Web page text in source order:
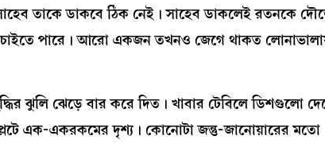
তাকে ডাকবে ঠিক নেই। সাহেব ডাকলেই রতনকে
চাইতে পারে। আরো একজন তখনও জেগে থাকত
ঝুলি ঝেড়ে বার করে দিত। খাবার টেবিলে ডিশগুলো
এক-একরকমের দৃশ্য। কোনোটা জন্তু-জানোয়ারের মতো